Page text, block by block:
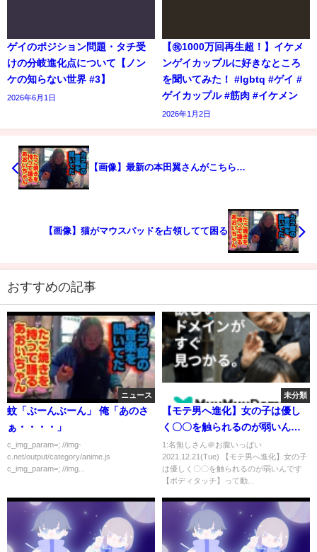
ゲイのポジション問題・タチ受
けの分岐進化点について【ノン
ケの知らない世界 #3】
2026年6月1日
【㊗️1000万回再生超！】イケメ
ンゲイカップルに好きなところ
を聞いてみた！ #lgbtq #ゲイ #
ゲイカップル #筋肉 #イケメン
2026年1月2日
【画像】最新の本田翼さんがこちら…
【画像】猫がマウスパッドを占領してて困る
おすすめの記事
ニュース
蚊「ぶーんぶーん」 俺「あのさ
ぁ・・・・」
c_img_param=; //img-
c.net/output/category/anime.js
c_img_param=; //img...
未分類
【モテ男へ進化】女の子は優し
く〇〇を触られるのが弱いんで
す【ボディタッチ】
1:名無しさん＠お腹いっぱい
2021.12.21(Tue) 【モテ男へ進化】女の子
は優しく〇〇を触られるのが弱いんです
【ボディタッチ】って動...